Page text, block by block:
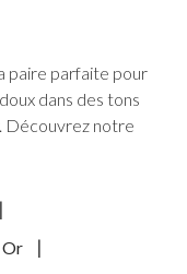
Mariage
paire parfaite pour
dans des tons
Découvrez notre
Or